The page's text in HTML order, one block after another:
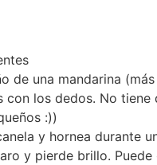
de una mandarina
los dedos. No
:))
y hornea durante
y pierde brillo.